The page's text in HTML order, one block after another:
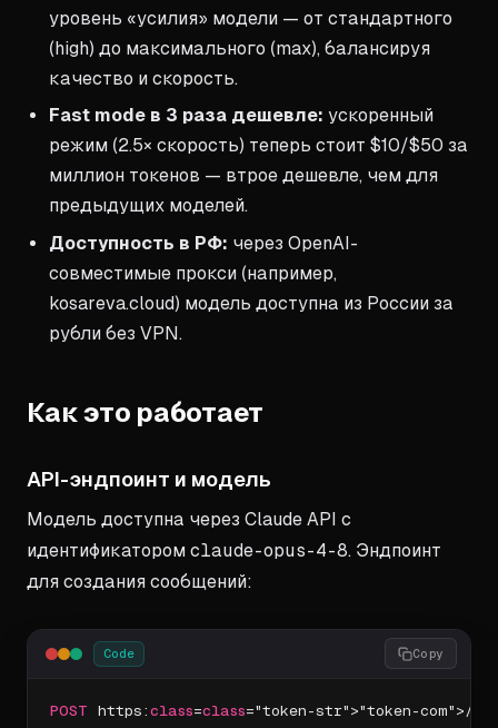
уровень «усилия» модели — от стандартного
(high) до максимального (max), балансируя
качество и скорость.
Fast mode в 3 раза дешевле: ускоренный
режим (2.5× скорость) теперь стоит $10/$50 за
миллион токенов — втрое дешевле, чем для
предыдущих моделей.
Доступность в РФ: через OpenAI-
совместимые прокси (например,
kosareva.cloud) модель доступна из России за
рубли без VPN.
Как это работает
API-эндпоинт и модель
Модель доступна через Claude API с
идентификатором claude-opus-4-8. Эндпоинт
для создания сообщений:
Code
POST https: class=class="token-str">"token-com">//
Copy